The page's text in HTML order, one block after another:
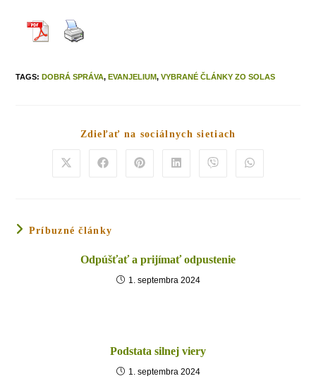
TAGS:DOBRÁ SPRÁVA, EVANJELIUM, VYBRANÉ ČLÁNKY ZO SOLAS
Zdieľať na sociálnych sietiach
Príbuzné články
Odpúšťať a prijímať odpustenie
1. septembra 2024
Podstata silnej viery
1. septembra 2024